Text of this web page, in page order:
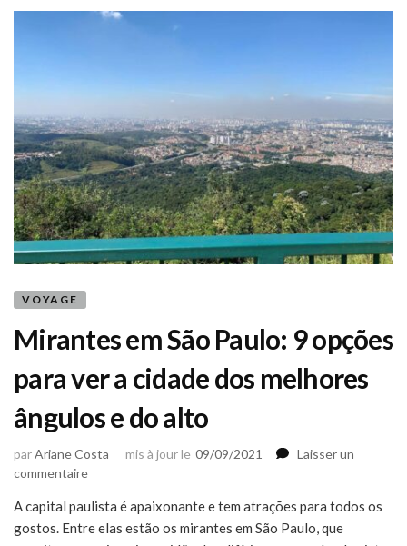
VOYAGE
Mirantes em São Paulo: 9 opções
para ver a cidade dos melhores
ângulos e do alto
parAriane Costa mis à jour le 09/09/2021
Laisser un
commentairesur
em
São
A capital paulista é apaixonante e tem atrações para todos os
gostos. Entre elas estão os mirantes em São Paulo, que